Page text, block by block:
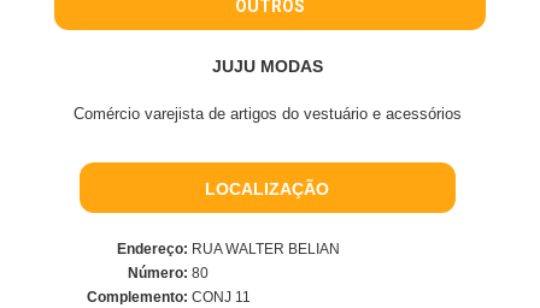
OUTROS
JUJU MODAS
Comércio varejista de artigos do vestuário e acessórios
LOCALIZAÇÃO
Endereço: RUA WALTER BELIAN
Número: 80
Complemento: CONJ 11